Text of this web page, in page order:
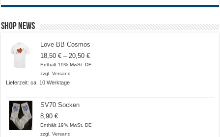
Shop News
Love BB Cosmos
18,50€ – 20,50€Preisspanne:
18,50 €
Enthält 19% MwSt. DE
zzgl.Versand
Lieferzeit: ca. 10 Werktage
SV70 Socken
8,90€
Enthält 19% MwSt. DE
zzgl.Versand